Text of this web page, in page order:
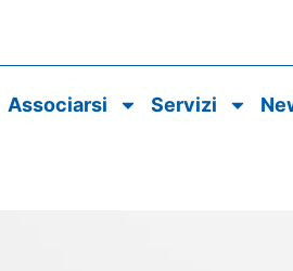
Associarsi Servizi